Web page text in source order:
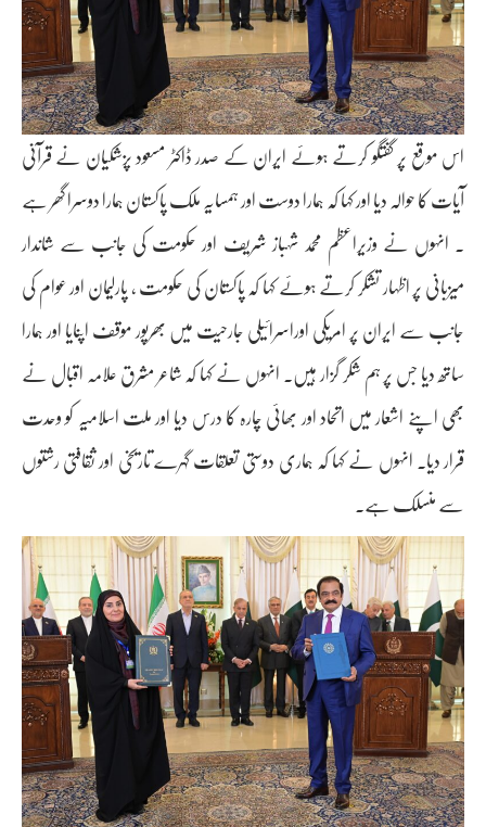
اس موقع پر گفتگو کرتے ہوئے ایران کے صدر ڈاکٹر مسعود پزشکیان نے قرآنی
آیات کا حوالہ دیا اور کہا کہ ہمارا دوست اور ہمسایہ ملک پاکستان ہمارا دوسرا گھر ہے
۔ انہوں نے وزیراعظم محمد شہباز شریف اور حکومت کی جانب سے شاندار
میزبانی پر اظہار تشکر کرتے ہوئے کہا کہ پاکستان کی حکومت ، پارلیمان اور عوام کی
جانب سے ایران پر امریکی اوراسرائیلی جارحیت میں بھرپور موقف اپنایا اور ہمارا
ساتھ دیا جس پر ہم شکر گزار ہیں۔ انہوں نے کہا کہ شاعر مشرق علامہ اقبال نے
بھی اپنے اشعار میں اتحاد اور بھائی چارہ کا درس دیا اور ملت اسلامیہ کو وحدت
قرار دیا۔ انہوں نے کہا کہ ہماری دوستی تعلقات گہرے تاریخی اور ثقافتی رشتوں
سے منسلک ہے۔